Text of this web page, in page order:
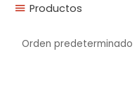
Productos